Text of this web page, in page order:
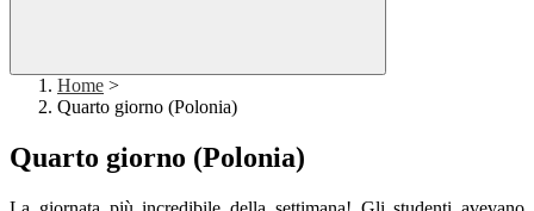
Home >
Quarto giorno (Polonia)
Quarto giorno (Polonia)